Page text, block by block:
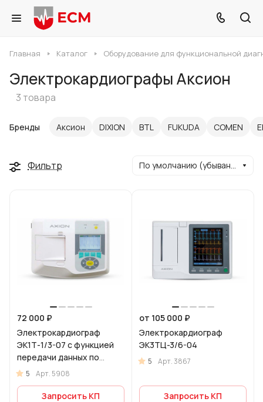
Главная Каталог Оборудование для функциональной
Электрокардиографы Аксион
3 товара
Бренды Аксион DIXION BTL FUKUDA COMEN
Фильтр По умолчанию (убывание)
72 000 ₽
Электрокардиограф
ЭК1Т-1/3-07 с функцией
передачи данных по
каналу GSM
5 Арт. 5908
Запросить КП
от 105 000 ₽
Электрокардиограф
ЭК3ТЦ-3/6-04
5 Арт.3867
Запросить КП